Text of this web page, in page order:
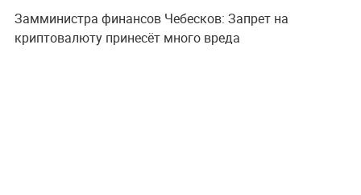
Замминистра финансов Чебесков: Запрет на
криптовалюту принесёт много вреда